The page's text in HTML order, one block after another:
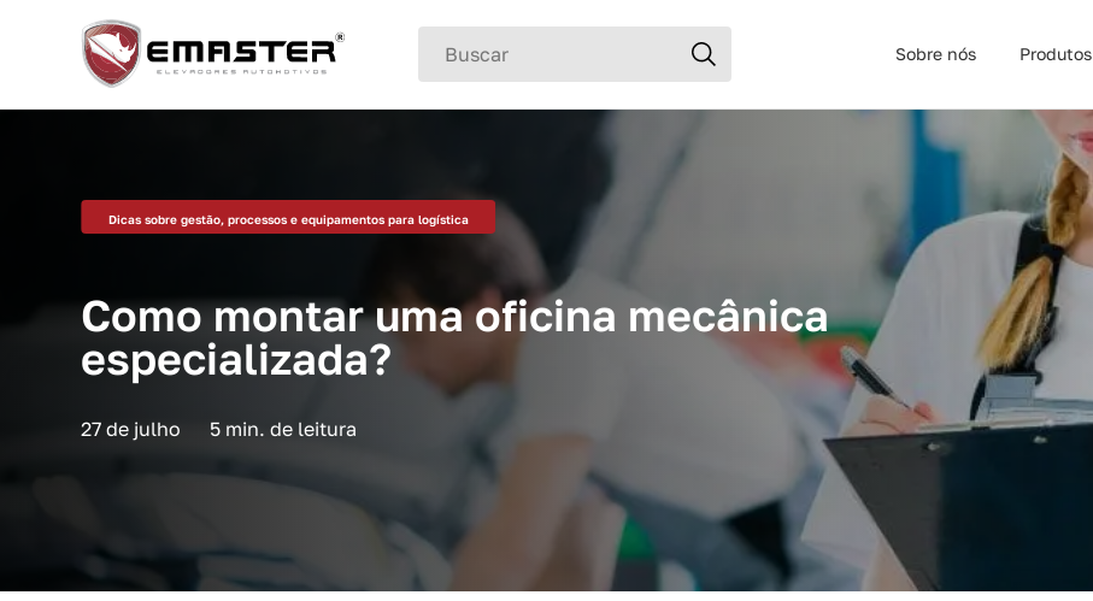
Buscar Sobre nós Produtos
Dicas sobre gestão, processos e equipamentos para logística
Como montar uma oficina mecânica
especializada?
27 de julho 5 min. de leitura